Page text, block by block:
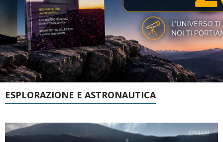
ESPLORAZIONE E ASTRONAUTICA